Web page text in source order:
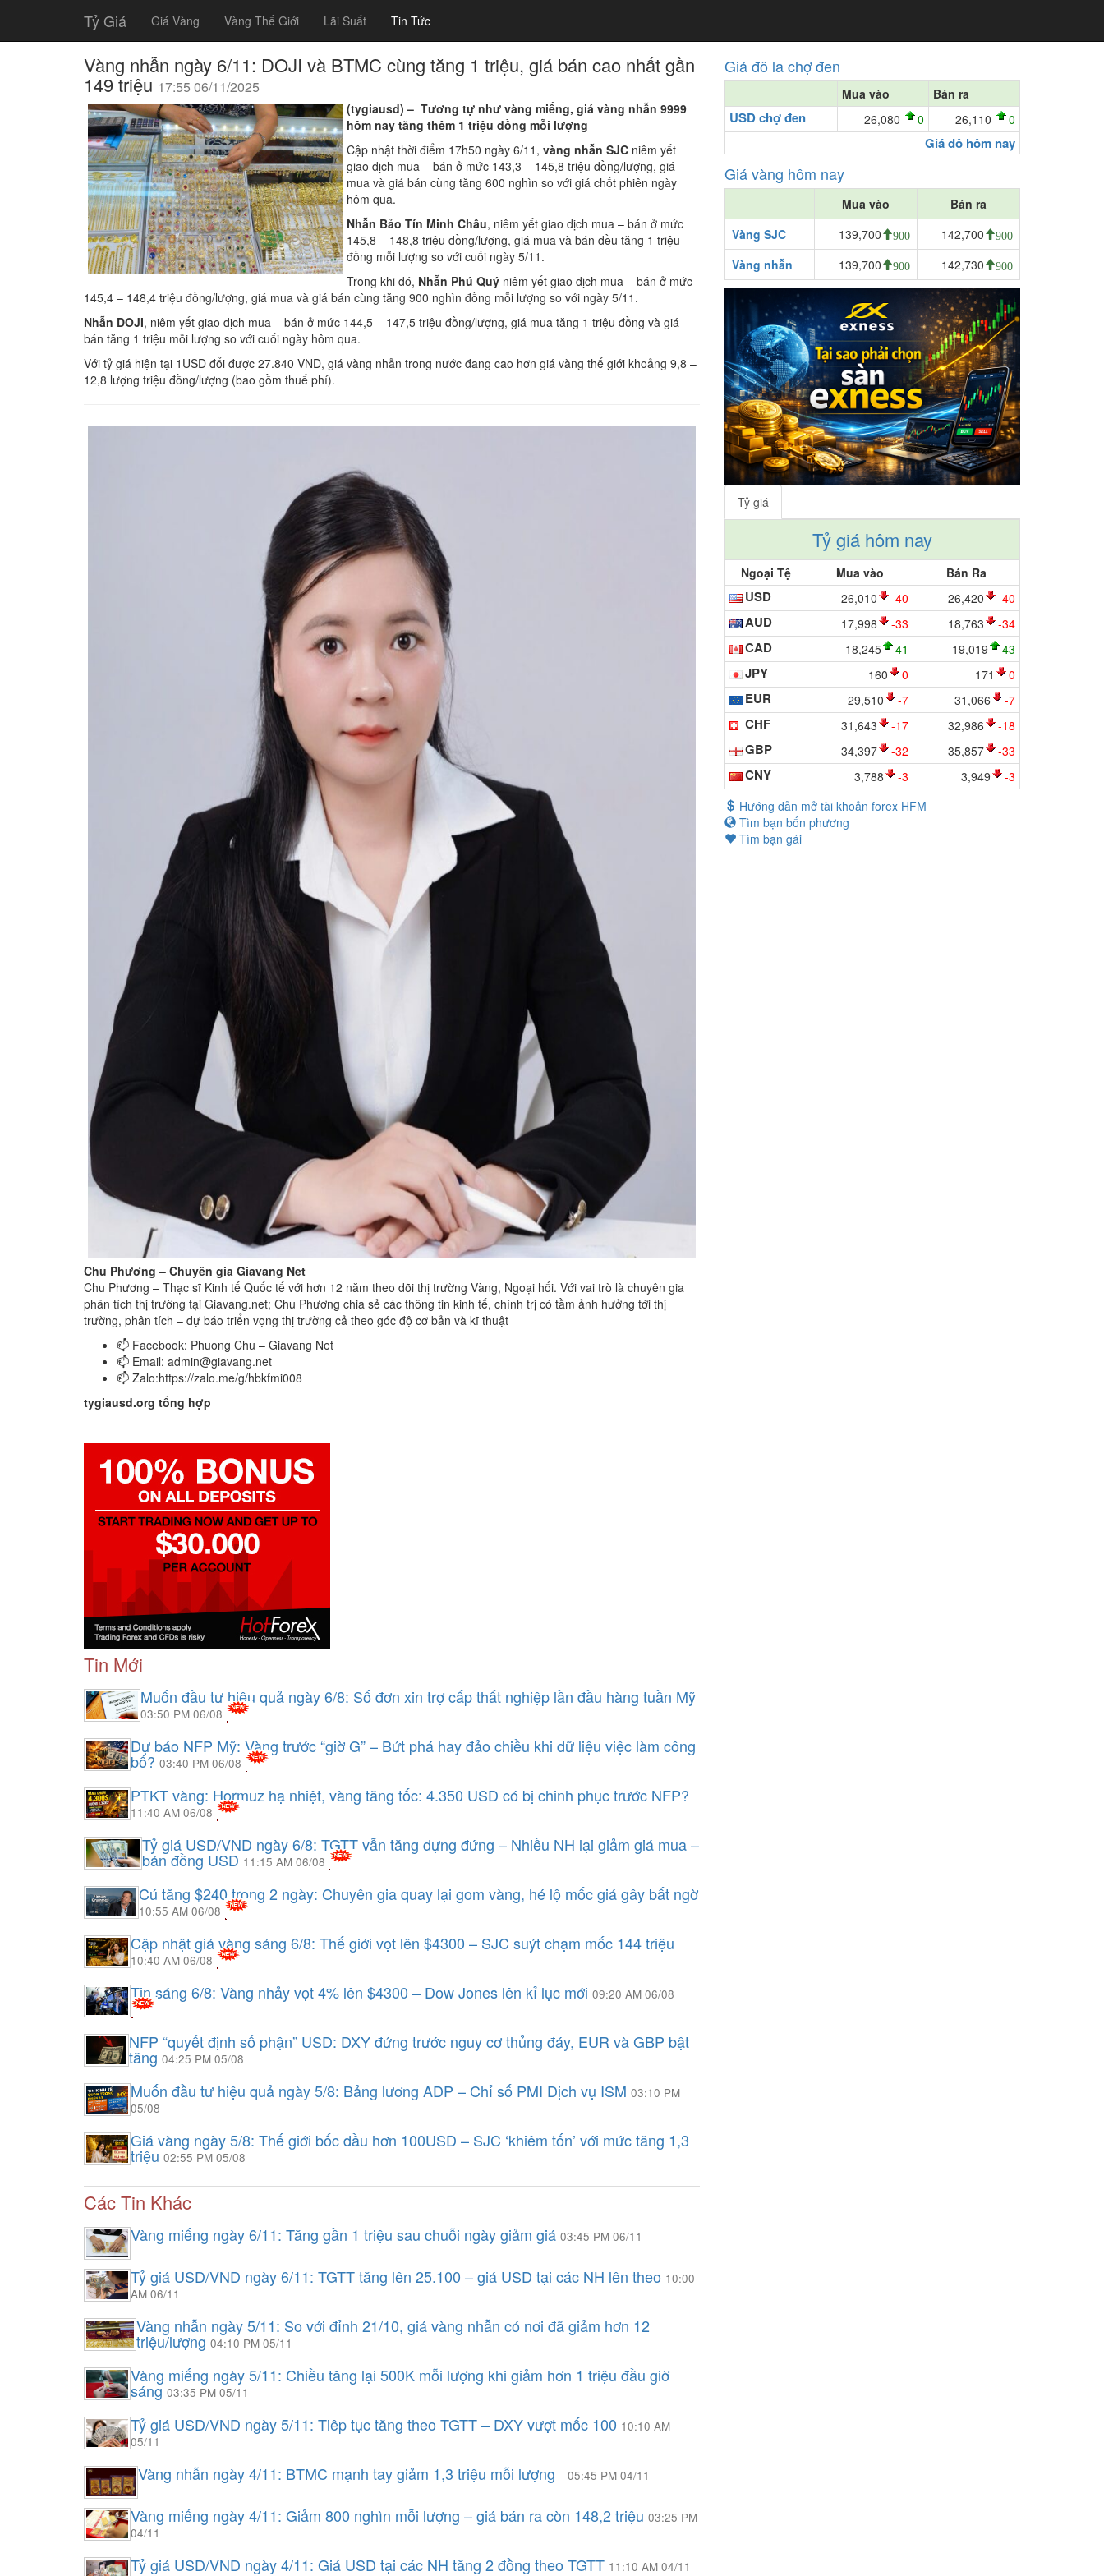
Tỷ Giá Giá Vàng Vàng Thế Giới Lãi Suất Tin Tức
Vàng nhẫn ngày 6/11: DOJI và BTMC cùng tăng 1 triệu, giá bán cao nhất gần
149 triệu 17:55 06/11/2025
(tygiausd) – Tương tự như vàng miếng, giá vàng nhẫn 9999
hôm nay tăng thêm 1 triệu đồng mỗi lượng
Cập nhật thời điểm 17h50 ngày 6/11, vàng nhẫn SJC niêm yết
giao dịch mua – bán ở mức 143,3 – 145,8 triệu đồng/lượng, giá
mua và giá bán cùng tăng 600 nghìn so với giá chốt phiên ngày
hôm qua.
Nhẫn Bảo Tín Minh Châu, niêm yết giao dịch mua – bán ở mức
145,8 – 148,8 triệu đồng/lượng, giá mua và bán đều tăng 1 triệu
đồng mỗi lượng so với cuối ngày 5/11.
Trong khi đó, Nhẫn Phú Quý niêm yết giao dịch mua – bán ở mức
145,4 – 148,4 triệu đồng/lượng, giá mua và giá bán cùng tăng 900 nghìn đồng mỗi lượng so với ngày 5/11.
Nhẫn DOJI, niêm yết giao dịch mua – bán ở mức 144,5 – 147,5 triệu đồng/lượng, giá mua tăng 1 triệu đồng và giá
bán tăng 1 triệu mỗi lượng so với cuối ngày hôm qua.
Với tỷ giá hiện tại 1USD đổi được 27.840 VND, giá vàng nhẫn trong nước đang cao hơn giá vàng thế giới khoảng 9,8 –
12,8 lượng triệu đồng/lượng (bao gồm thuế phí).
Chu Phương – Chuyên gia Giavang Net
Chu Phương – Thạc sĩ Kinh tế Quốc tế với hơn 12 năm theo dõi thị trường Vàng, Ngoại hối. Với vai trò là chuyên gia
phân tích thị trường tại Giavang.net; Chu Phương chia sẻ các thông tin kinh tế, chính trị có tầm ảnh hưởng tới thị
trường, phân tích – dự báo triển vọng thị trường cả theo góc độ cơ bản và kĩ thuật
📫 Facebook: Phuong Chu – Giavang Net
📫 Email: admin@giavang.net
📫 Zalo:https://zalo.me/g/hbkfmi008
tygiausd.org tổng hợp
Tin Mới
Muốn đầu tư hiệu quả ngày 6/8: Số đơn xin trợ cấp thất nghiệp lần đầu hàng tuần Mỹ
03:50 PM 06/08
Dự báo NFP Mỹ: Vàng trước “giờ G” – Bứt phá hay đảo chiều khi dữ liệu việc làm công
bố? 03:40 PM 06/08
PTKT vàng: Hormuz hạ nhiệt, vàng tăng tốc: 4.350 USD có bị chinh phục trước NFP?
11:40 AM 06/08
Tỷ giá USD/VND ngày 6/8: TGTT vẫn tăng dựng đứng – Nhiều NH lại giảm giá mua –
bán đồng USD 11:15 AM 06/08
Cú tăng $240 trong 2 ngày: Chuyên gia quay lại gom vàng, hé lộ mốc giá gây bất ngờ
10:55 AM 06/08
Cập nhật giá vàng sáng 6/8: Thế giới vọt lên $4300 – SJC suýt chạm mốc 144 triệu
10:40 AM 06/08
Tin sáng 6/8: Vàng nhảy vọt 4% lên $4300 – Dow Jones lên kỉ lục mới 09:20 AM 06/08
NFP “quyết định số phận” USD: DXY đứng trước nguy cơ thủng đáy, EUR và GBP bật
tăng04:25 PM 05/08
Muốn đầu tư hiệu quả ngày 5/8: Bảng lương ADP – Chỉ số PMI Dịch vụ ISM 03:10 PM
05/08
Giá vàng ngày 5/8: Thế giới bốc đầu hơn 100USD – SJC ‘khiêm tốn’ với mức tăng 1,3
triệu 02:55 PM 05/08
Các Tin Khác
Vàng miếng ngày 6/11: Tăng gần 1 triệu sau chuỗi ngày giảm giá 03:45 PM 06/11
Tỷ giá USD/VND ngày 6/11: TGTT tăng lên 25.100 – giá USD tại các NH lên theo 10:00
AM 06/11
Vàng nhẫn ngày 5/11: So với đỉnh 21/10, giá vàng nhẫn có nơi đã giảm hơn 12
triệu/lượng 04:10 PM 05/11
Vàng miếng ngày 5/11: Chiều tăng lại 500K mỗi lượng khi giảm hơn 1 triệu đầu giờ
sáng03:35 PM 05/11
Tỷ giá USD/VND ngày 5/11: Tiêp tục tăng theo TGTT – DXY vượt mốc 100 10:10 AM
05/11
Vàng nhẫn ngày 4/11: BTMC mạnh tay giảm 1,3 triệu mỗi lượng05:45 PM 04/11
Vàng miếng ngày 4/11: Giảm 800 nghìn mỗi lượng – giá bán ra còn 148,2 triệu 03:25 PM
04/11
Tỷ giá USD/VND ngày 4/11: Giá USD tại các NH tăng 2 đồng theo TGTT 11:10 AM 04/11
Giá đô la chợ đen
Mua vào Bán ra
USD chợ đen 26,080 0 26,110 0
Giá đô hôm nay
Giá vàng hôm nay
Mua vào
Bán ra
Vàng SJC
139,700 900 142,700 900
Vàng nhẫn 139,700 900 142,730 900
Tỷ giá
Tỷ giá hôm nay
Ngoại Tệ Mua vào Bán Ra
USD 26,010 -40 26,420 -40
AUD 17,998 -33 18,763 -34
CAD 18,245 41 19,019 43
JPY 160 0 171 0
EUR 29,510 -7 31,066 -7
CHF 31,643 -17 32,986 -18
GBP 34,397 -32 35,857 -33
CNY 3,788 -3 3,949
-3
Hướng dẫn mở tài khoản forex HFM
Tìm bạn bốn phương
Tìm bạn gái